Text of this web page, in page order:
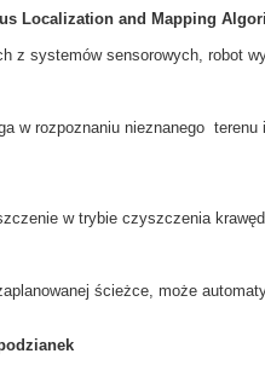
Localization and Mapping
z systemów sensorowych, robot
w rozpoznaniu nieznanego terenu
w trybie czyszczenia
ścieżce, może